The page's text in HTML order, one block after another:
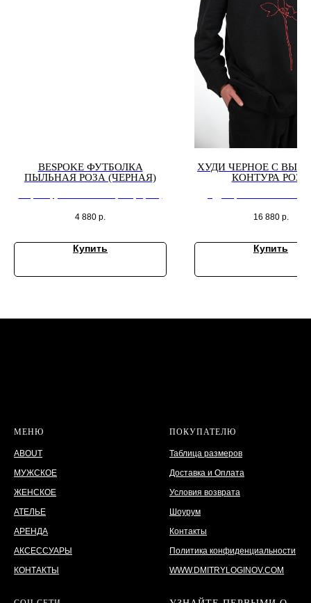
BESPOKE ФУТБОЛКА
ПЫЛЬНАЯ РОЗА (ЧЕРНАЯ)
4 880 р.
Купить
ХУДИ ЧЕРНОЕ С
КОНТУРА РОЗЫ
16 880 р.
Купить
МЕНЮ
ABOUT
МУЖСКОЕ
ЖЕНСКОЕ
АТЕЛЬЕ
АРЕНДА
АКСЕССУАРЫ
КОНТАКТЫ
ПОКУПАТЕЛЮ
Таблица размеров
Доставка и Оплата
Условия возврата
Шоурум
Контакты
Политика конфиденциальности
WWW.DMITRYLOGINOV.COM